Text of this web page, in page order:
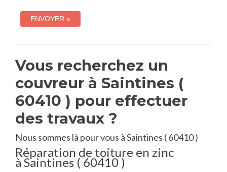
Vous recherchez un
couvreur à Saintines (
60410 ) pour effectuer
des travaux ?
Nous sommes là pour vous à Saintines ( 60410 )
Réparation de toiture en zinc
à Saintines ( 60410 )